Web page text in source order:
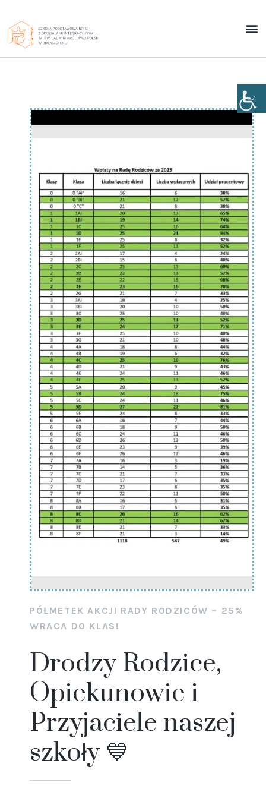
PÓŁMETEK AKCJI RADY RODZICÓW – 25%
WRACA DO KLAS!
Drodzy Rodzice,
Opiekunowie i
Przyjaciele naszej
szkoły 💙